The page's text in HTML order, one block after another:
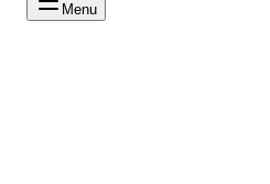
Menu